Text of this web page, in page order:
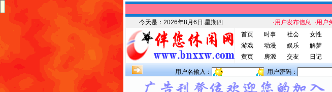
今天是： 2026年8月6日 星期四 ·用户发布信息 ·用户
首页
时事 社会 女性
游戏
动漫 娱乐 解梦
黄页
房源 交友 日记
用户名输入： 用户密码：